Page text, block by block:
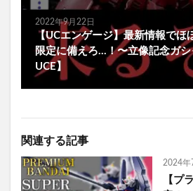
2022年9月22日
【UCエンゲージ】最新情報でほ
限定に備えろ…！〜立像記念ガシ
UCE】
関連する記事
2024年
【プ